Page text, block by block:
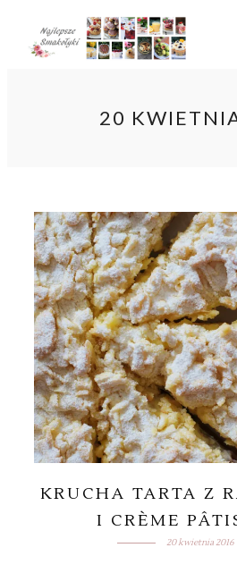
20
KRUCHA TARTA Z
I CRÈME
20 kwietnia 2016